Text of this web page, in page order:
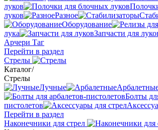
луков
луков
Разное
Оборудование
лука
Запчасти для
Арчери Таг
Перейти в раздел
Стрелы
Каталог/
Стрелы
Лучные
Болты
пистолетов
Перейти в раздел
Наконечники для стрел